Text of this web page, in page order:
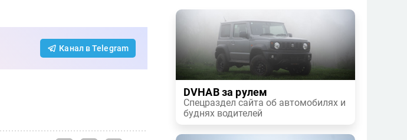
Канал в Telegram
DVHAB за рулем
Спецраздел сайта об автомобилях и
буднях водителей